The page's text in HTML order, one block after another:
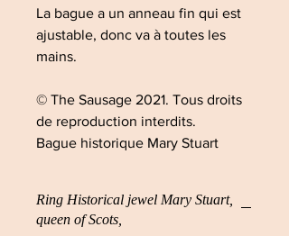
La bague a un anneau fin qui est
ajustable, donc va à toutes les
mains.
© The Sausage 2021. Tous droits
de reproduction interdits.
Bague historique Mary Stuart
Ring Historical jewel Mary Stuart,
queen of Scots,